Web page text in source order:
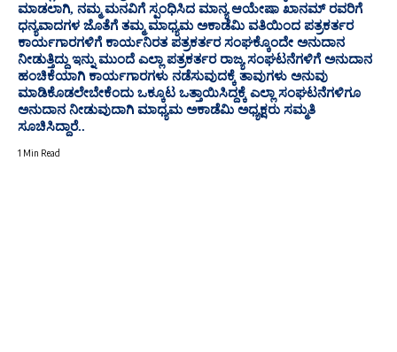
ಮಾಡಲಾಗಿ, ನಮ್ಮ ಮನವಿಗೆ ಸ್ಪಂಧಿಸಿದ ಮಾನ್ಯ ಆಯೇಷಾ ಖಾನಮ್ ರವರಿಗೆ
ಧನ್ಯವಾದಗಳ ಜೊತೆಗೆ ತಮ್ಮ ಮಾಧ್ಯಮ ಅಕಾಡೆಮಿ ವತಿಯಿಂದ ಪತ್ರಕರ್ತರ
ಕಾರ್ಯಗಾರಗಳಿಗೆ ಕಾರ್ಯನಿರತ ಪತ್ರಕರ್ತರ ಸಂಘಕ್ಕೊಂದೇ ಅನುದಾನ
ನೀಡುತ್ತಿದ್ದು ಇನ್ನು ಮುಂದೆ ಎಲ್ಲಾ ಪತ್ರಕರ್ತರ ರಾಜ್ಯ ಸಂಘಟನೆಗಳಿಗೆ ಅನುದಾನ
ಹಂಚಿಕೆಯಾಗಿ ಕಾರ್ಯಗಾರಗಳು ನಡೆಸುವುದಕ್ಕೆ ತಾವುಗಳು ಅನುವು
ಮಾಡಿಕೊಡಲೇಬೇಕೆಂದು ಒಕ್ಕೂಟ ಒತ್ತಾಯಿಸಿದ್ದಕ್ಕೆ ಎಲ್ಲಾ ಸಂಘಟನೆಗಳಿಗೂ
ಅನುದಾನ ನೀಡುವುದಾಗಿ ಮಾಧ್ಯಮ ಅಕಾಡೆಮಿ ಅಧ್ಯಕ್ಷರು ಸಮ್ಮತಿ
ಸೂಚಿಸಿದ್ದಾರೆ..
1 Min Read